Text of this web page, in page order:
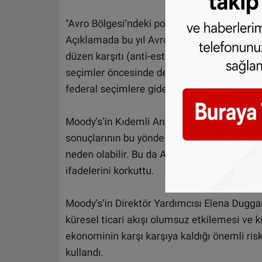
"Avro Bölgesi’ndeki politik riskler ön
Açıklamada bu yıl Avro Bölgesi’ndeki
düzen karşıtı (anti-establishment)
seçimler öncesinde desteklerini artırması
federal seçimlere gidebilir.” ifadelerine yer
Moody’s’in Kıdemli Analisti ve Başkan
sonuçlarının bu yönde gerçekleşmesi,
neden olabilir. Bu da Avrupa’da yenide
ifadelerini korkuttu.
Moody’s’in Direktör Yardımcısı Elena
küresel ticari akışı olumsuz etkilemesi ve
ekonominin karşı karşıya kaldığı önemli
kullandı.